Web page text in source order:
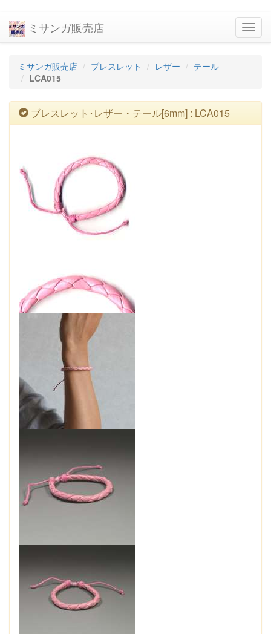
ミサンガ販売店
ミサンガ販売店 ブレスレット レザー
テール
LCA015
ブレスレット･レザー・テール[6mm] : LCA015